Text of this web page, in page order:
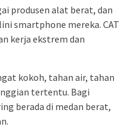
produsen alat berat, dan
smartphone mereka. CAT
kerja ekstrem dan
kokoh, tahan air, tahan
tertentu. Bagi
berada di medan berat,